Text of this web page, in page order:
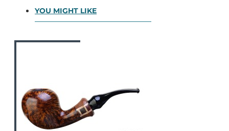
YOU MIGHT LIKE